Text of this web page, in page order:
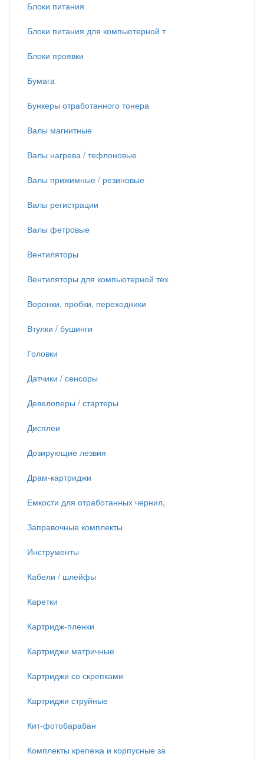
Блоки питания
Блоки питания для компьютерной т
Блоки проявки
Бумага
Бункеры отработанного тонера
Валы магнитные
Валы нагрева / тефлоновые
Валы прижимные / резиновые
Валы регистрации
Валы фетровые
Вентиляторы
Вентиляторы для компьютерной тех
Воронки, пробки, переходники
Втулки / бушинги
Головки
Датчики / сенсоры
Девелоперы / стартеры
Дисплеи
Дозирующие лезвия
Драм-картриджи
Емкости для отработанных чернил,
Заправочные комплекты
Инструменты
Кабели / шлейфы
Каретки
Картридж-пленки
Картриджи матричные
Картриджи со скрепками
Картриджи струйные
Кит-фотобарабан
Комплекты крепежа и корпусные за